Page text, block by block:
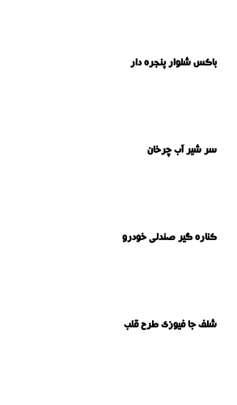
باکس شلوار پنجره دار
سر شیر آب چرخان
کناره گیر صندلی خودرو
شلف جا فیوزی طرح قلب